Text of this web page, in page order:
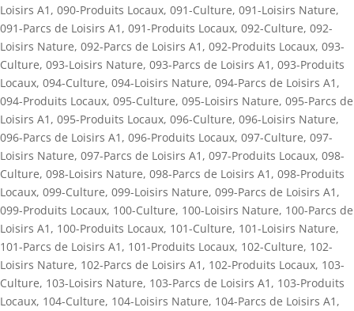
Loisirs A1 , 090-Produits Locaux, 091-Culture, 091-Loisirs Nature,
091-Parcs de Loisirs A1 , 091-Produits Locaux, 092-Culture, 092-
Loisirs Nature, 092-Parcs de Loisirs A1 , 092-Produits Locaux, 093-
Culture, 093-Loisirs Nature, 093-Parcs de Loisirs A1 , 093-Produits
Locaux, 094-Culture, 094-Loisirs Nature, 094-Parcs de Loisirs A1 ,
094-Produits Locaux, 095-Culture, 095-Loisirs Nature, 095-Parcs de
Loisirs A1 , 095-Produits Locaux, 096-Culture, 096-Loisirs Nature,
096-Parcs de Loisirs A1 , 096-Produits Locaux, 097-Culture, 097-
Loisirs Nature, 097-Parcs de Loisirs A1 , 097-Produits Locaux, 098-
Culture, 098-Loisirs Nature, 098-Parcs de Loisirs A1 , 098-Produits
Locaux, 099-Culture, 099-Loisirs Nature, 099-Parcs de Loisirs A1 ,
099-Produits Locaux, 100-Culture, 100-Loisirs Nature, 100-Parcs de
Loisirs A1 , 100-Produits Locaux, 101-Culture, 101-Loisirs Nature,
101-Parcs de Loisirs A1 , 101-Produits Locaux, 102-Culture, 102-
Loisirs Nature, 102-Parcs de Loisirs A1 , 102-Produits Locaux, 103-
Culture, 103-Loisirs Nature, 103-Parcs de Loisirs A1 , 103-Produits
Locaux, 104-Culture, 104-Loisirs Nature, 104-Parcs de Loisirs A1 ,